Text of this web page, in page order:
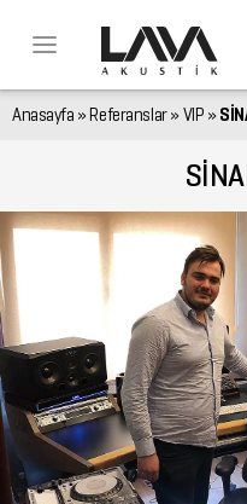
Anasayfa »Referanslar» VIP »